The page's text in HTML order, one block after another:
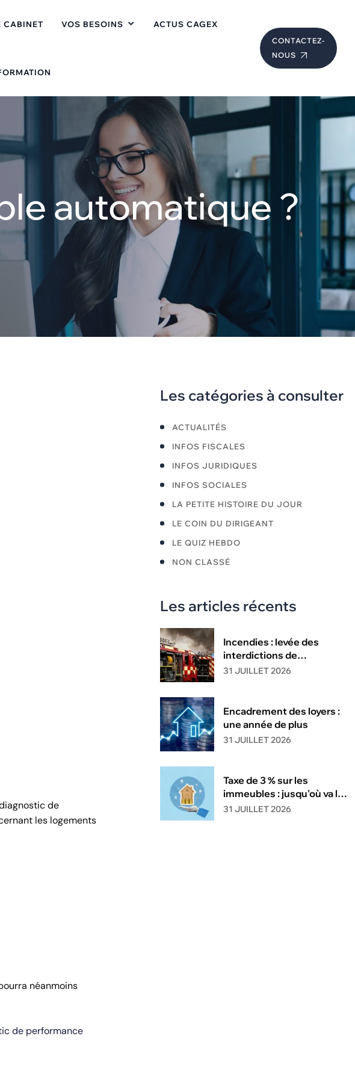
CABINET VOS BESOINS ACTUS CAGEX
CONTACTEZ-
NOUS
automatique ?
de
les logements
néanmoins
de performance
Les catégories à consulter
ACTUALITÉS
INFOS FISCALES
INFOS JURIDIQUES
INFOS SOCIALES
LA PETITE HISTOIRE DU JOUR
LE COIN DU DIRIGEANT
LE QUIZ HEBDO
NON CLASSÉ
Les articles récents
Incendies : levée des
interdictions de
circulation
31 JUILLET 2026
Encadrement des loyers :
une année de plus
31 JUILLET 2026
Taxe de 3 % sur les
immeubles : jusqu'où va la
tolérance de
31 JUILLET 2026